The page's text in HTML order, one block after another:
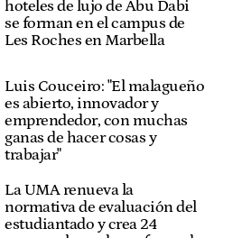
hoteles de lujo de Abu Dabi
se forman en el campus de
Les Roches en Marbella
Luis Couceiro: "El malagueño
es abierto, innovador y
emprendedor, con muchas
ganas de hacer cosas y
trabajar"
La UMA renueva la
normativa de evaluación del
estudiantado y crea 24